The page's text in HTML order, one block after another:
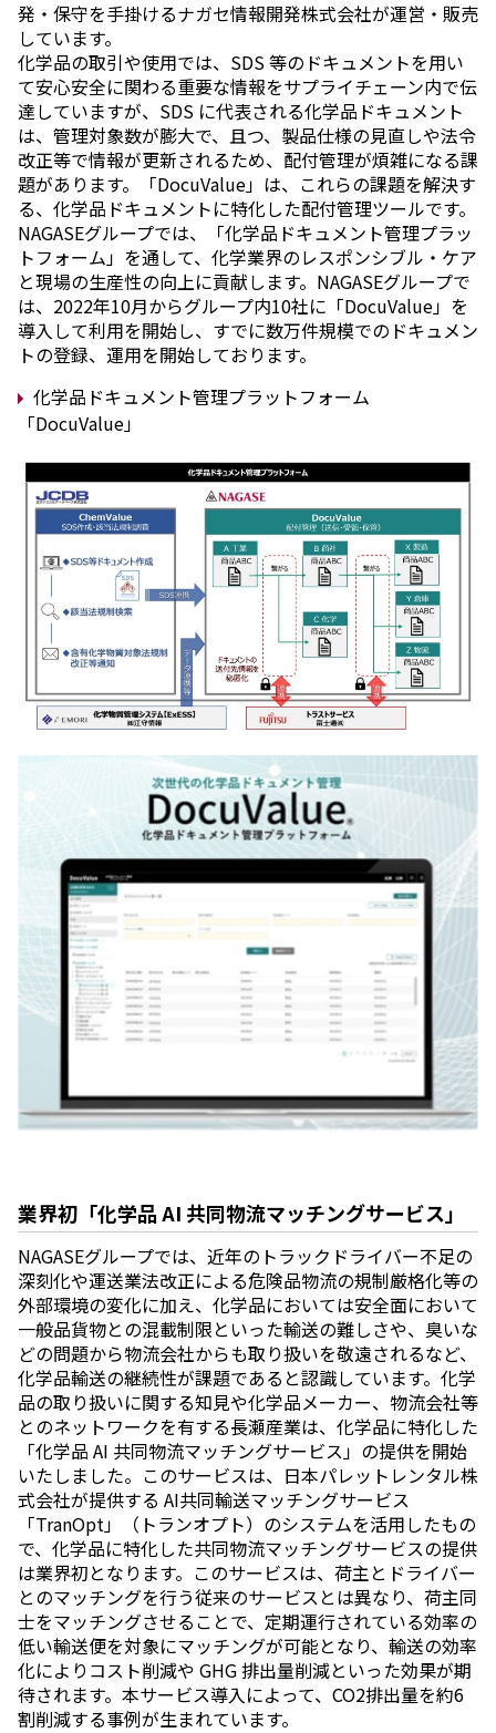
発・保守を手掛けるナガセ情報開発株式会社が運営・販売
しています。
化学品の取引や使用では、SDS 等のドキュメントを用い
て安心安全に関わる重要な情報をサプライチェーン内で伝
達していますが、SDS に代表される化学品ドキュメント
は、管理対象数が膨大で、且つ、製品仕様の見直しや法令
改正等で情報が更新されるため、配付管理が煩雑になる課
題があります。「DocuValue」は、これらの課題を解決す
る、化学品ドキュメントに特化した配付管理ツールです。
NAGASEグループでは、「化学品ドキュメント管理プラッ
トフォーム」を通して、化学業界のレスポンシブル・ケア
と現場の生産性の向上に貢献します。NAGASEグループで
は、2022年10月からグループ内10社に「DocuValue」を
導入して利用を開始し、すでに数万件規模でのドキュメン
トの登録、運用を開始しております。
化学品ドキュメント管理プラットフォーム
「DocuValue」
業界初「化学品 AI 共同物流マッチングサービス」
NAGASEグループでは、近年のトラックドライバー不足の
深刻化や運送業法改正による危険品物流の規制厳格化等の
外部環境の変化に加え、化学品においては安全面において
一般品貨物との混載制限といった輸送の難しさや、臭いな
どの問題から物流会社からも取り扱いを敬遠されるなど、
化学品輸送の継続性が課題であると認識しています。化学
品の取り扱いに関する知見や化学品メーカー、物流会社等
とのネットワークを有する長瀬産業は、化学品に特化した
「化学品 AI 共同物流マッチングサービス」の提供を開始
いたしました。このサービスは、日本パレットレンタル株
式会社が提供する AI共同輸送マッチングサービス
「TranOpt」（トランオプト）のシステムを活用したもの
で、化学品に特化した共同物流マッチングサービスの提供
は業界初となります。このサービスは、荷主とドライバー
とのマッチングを行う従来のサービスとは異なり、荷主同
士をマッチングさせることで、定期運行されている効率の
低い輸送便を対象にマッチングが可能となり、輸送の効率
化によりコスト削減や GHG 排出量削減といった効果が期
待されます。本サービス導入によって、CO2排出量を約6
割削減する事例が生まれています。